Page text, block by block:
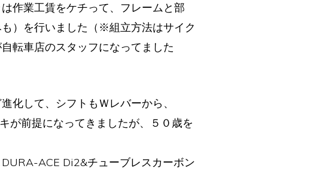
作業工賃をケチって、フレームと部
）を行いました（※組立方法はサイク
転車店のスタッフになってました
化して、シフトもＷレバーから、
が前提になってきましたが、５０歳を
ACE Di2&チューブレスカーボン